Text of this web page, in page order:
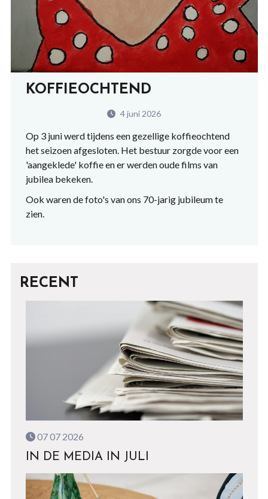
KOFFIEOCHTEND
4 juni 2026
Op 3 juni werd tijdens een gezellige koffieochtend
het seizoen afgesloten. Het bestuur zorgde voor een
'aangeklede' koffie en er werden oude films van
jubilea bekeken.
Ook waren de foto's van ons 70-jarig jubileum te
zien.
RECENT
07 07 2026
IN DE MEDIA IN JULI